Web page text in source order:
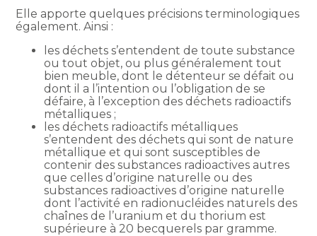
Elle apporte quelques précisions terminologiques
également. Ainsi :
les déchets s’entendent de toute substance
ou tout objet, ou plus généralement tout
bien meuble, dont le détenteur se défait ou
dont il a l’intention ou l’obligation de se
défaire, à l’exception des déchets radioactifs
métalliques ;
les déchets radioactifs métalliques
s’entendent des déchets qui sont de nature
métallique et qui sont susceptibles de
contenir des substances radioactives autres
que celles d’origine naturelle ou des
substances radioactives d’origine naturelle
dont l’activité en radionucléides naturels des
chaînes de l’uranium et du thorium est
supérieure à 20 becquerels par gramme.